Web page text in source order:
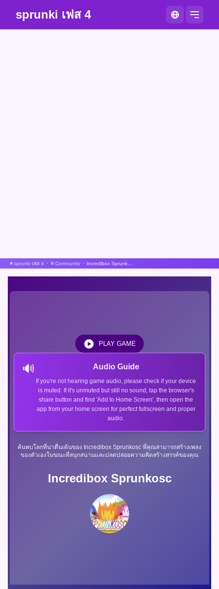
sprunki เฟส 4
sprunki เฟส 4 Community
Incredibox Sprunkosc
ค้นพบโลกที่น่าตื่นเต้นของ Incredibox Sprunkosc ที่คุณสามารถสร้างเพลง
ของตัวเองในขณะที่สนุกสนานและปลดปล่อยความคิดสร้างสรรค์ของคุณ
🔊 Audio Guide
If you're not hearing game audio, please check if your device
is muted. If it's unmuted but still no sound, tap the browser's
share button and find 'Add to Home Screen', then open the
app from your home screen for perfect fullscreen and proper
audio.
PLAY GAME